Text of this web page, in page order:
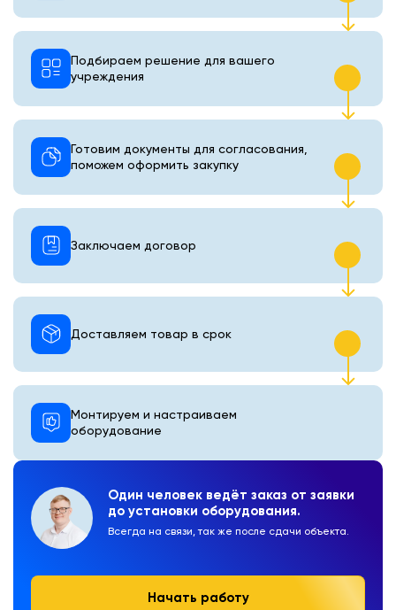
Один человек ведёт заказ от заявки
до установки оборудования.
Всегда на связи, так же после сдачи объекта.
Начать работу
Подбираем решение для вашего
учреждения
Готовим документы для согласования,
поможем оформить закупку
Монтируем и настраиваем
оборудование
Доставляем товар в срок
Заключаем договор